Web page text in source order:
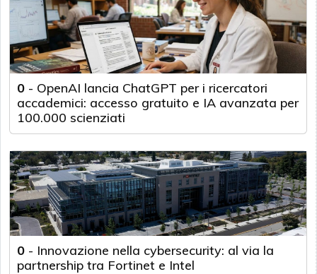
0 - OpenAI lancia ChatGPT per i ricercatori
accademici: accesso gratuito e IA avanzata per
100.000 scienziati
0 - Innovazione nella cybersecurity: al via la
partnership tra Fortinet e Intel